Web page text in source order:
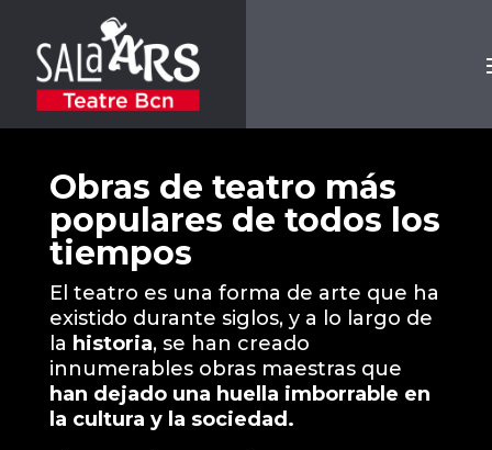
Obras de teatro más
populares de todos los
tiempos
El teatro es una forma de arte que ha
existido durante siglos, y a lo largo de
la historia, se han creado
innumerables obras maestras que
han dejado una huella imborrable en
la cultura y la sociedad.